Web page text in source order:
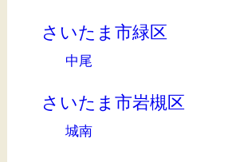
さいたま市緑区
中尾
さいたま市岩槻区
城南